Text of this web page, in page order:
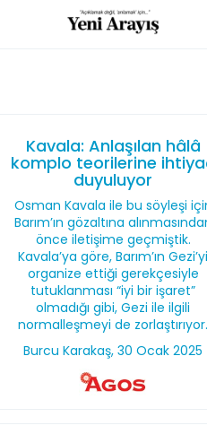
Kavala: Anlaşılan hâlâ
komplo teorilerine
duyuluyor
Osman Kavala ile bu söyleşi
Barım’ın gözaltına
önce iletişime geçmiştik.
Kavala’ya göre, Barım’ın Gezi’yi
organize ettiği gerekçesiyle
tutuklanması “iyi bir işaret”
olmadığı gibi, Gezi ile ilgili
normalleşmeyi de zorlaştırıyor.
Burcu Karakaş, 30 Ocak 2025